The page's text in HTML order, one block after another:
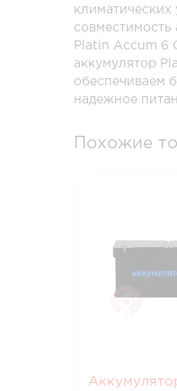
климатических
Platin Accum 6
аккумулятор
обеспечиваем
надежное
Похожие